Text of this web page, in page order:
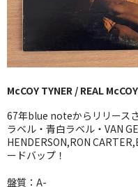
BLUE NOTE
JAZZ-EU
JAZZ-JP
JAZZ-VOCAL
McCOY TYNER / REAL
67年blue noteからリリース
ラベル・青白ラベル・VAN
HENDERSON,RON
ードバップ！
盤質：A-